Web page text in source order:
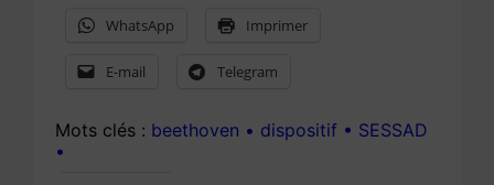
WhatsApp Imprimer
E-mail Telegram
beethoven dispositif SESSAD